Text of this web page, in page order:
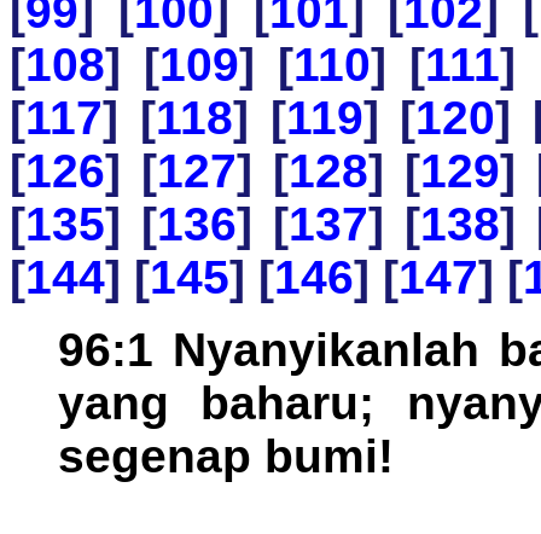
[99] [100] [101] [102] [
[108] [109] [110] [111]
[117] [118] [119] [120]
[126] [127] [128] [129]
[135] [136] [137] [138]
[144] [145] [146] [147] [
96:1 Nyanyikanlah
yang baharu;
segenap bumi!